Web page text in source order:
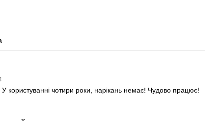
користуванні чотири роки, нарікань немає! Чудово працює!